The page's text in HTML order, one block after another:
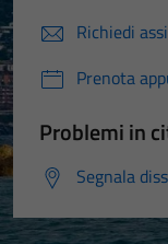
Richiedi
Prenota
Problemi in
Segnala